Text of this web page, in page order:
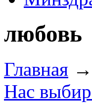
любовь
Главная →
Нас